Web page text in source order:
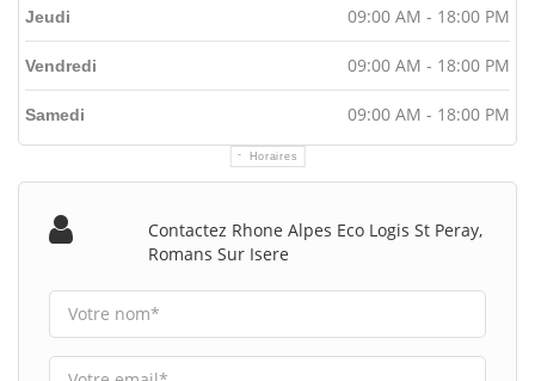
Horaires
Jeudi 09:00 AM - 18:00 PM
Vendredi 09:00 AM - 18:00 PM
Samedi 09:00 AM - 18:00 PM
Contactez Rhone Alpes Eco Logis St Peray,
Romans Sur Isere